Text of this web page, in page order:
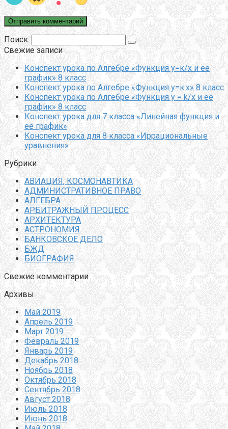
Поиск:
Свежие записи
Конспект урока по Алгебре «Функция у=к/х и её
график» 8 класс
Конспект урока по Алгебре «Функция у=к:х» 8 класс
Конспект урока по Алгебре «Функция y = k/x и её
график» 8 класс
Конспект урока для 7 класса «Линейная функция и
её график»
Конспект урока для 8 класса «Иррациональные
уравнения»
Рубрики
АВИАЦИЯ, КОСМОНАВТИКА
АДМИНИСТРАТИВНОЕ ПРАВО
АЛГЕБРА
АРБИТРАЖНЫЙ ПРОЦЕСС
АРХИТЕКТУРА
АСТРОНОМИЯ
БАНКОВСКОЕ ДЕЛО
БЖД
БИОГРАФИЯ
Свежие комментарии
Архивы
Май 2019
Апрель 2019
Март 2019
Февраль 2019
Январь 2019
Декабрь 2018
Ноябрь 2018
Октябрь 2018
Сентябрь 2018
Август 2018
Июль 2018
Июнь 2018